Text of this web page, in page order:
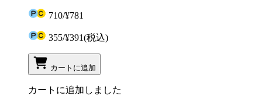
710/¥781
355/¥391(税込)
カートに追加
カートに追加しました